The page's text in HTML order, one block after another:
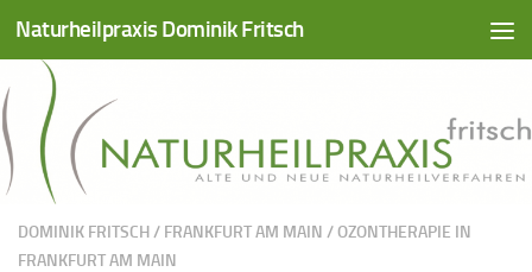
Zum Inhalt springen
Naturheilpraxis Dominik Fritsch
DOMINIK FRITSCH/ FRANKFURT AM MAIN /OZONTHERAPIE IN
FRANKFURT AM MAIN